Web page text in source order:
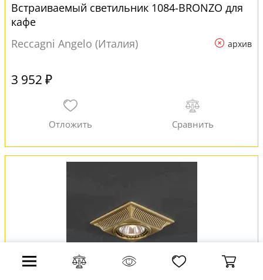
Встраиваемый светильник 1084-BRONZO для
кафе
Reccagni Angelo (Италия)
архив
3 952 ₽